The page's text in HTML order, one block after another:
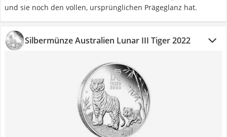
und sie noch den vollen, ursprünglichen Prägeglanz hat.
Silbermünze Australien Lunar III Tiger 2022